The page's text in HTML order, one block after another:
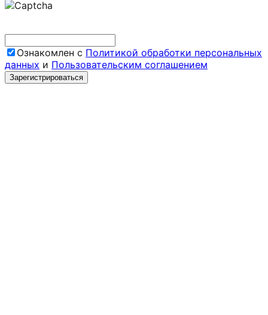
Ознакомлен с Политикой обработки персональных
данных и Пользовательским соглашением